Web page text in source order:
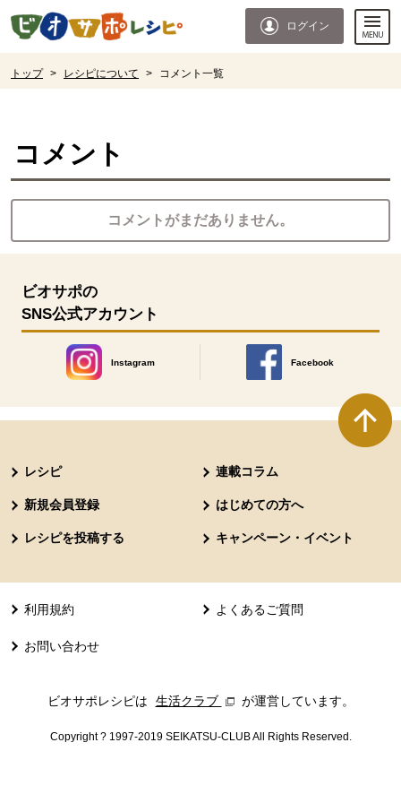
ページの先頭です。
ログイン
トップ > レシピについて > コメント一覧
コメント
コメントがまだありません。
ビオサポの
SNS公式アカウント
Instagram
別のウィンドウで開きます。
Facebook
別のウィンドウで開きます
レシピ 連載コラム
新規会員登録 はじめての方へ
レシピを投稿する キャンペーン・イベント
利用規約 よくあるご質問
お問い合わせ
ビオサポレシピは 生活クラブ 別のウィンドウで開きます。
が運営しています。
Copyright ? 1997-2019 SEIKATSU-CLUB All Rights Reserved.